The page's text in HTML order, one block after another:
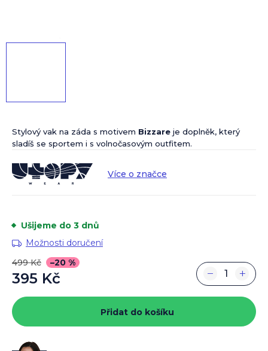
Stylový vak na záda s motivem Bizzare je doplněk, který
sladíš se sportem i s volnočasovým outfitem.
Více o značce
Ušijeme do 3 dnů
Možnosti doručení
499 Kč
–20 %
395 Kč
cena:
+
−
Přidat do košíku